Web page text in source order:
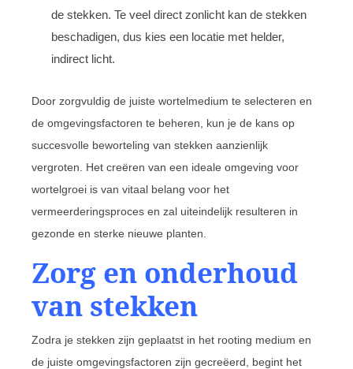
de stekken. Te veel direct zonlicht kan de stekken
beschadigen, dus kies een locatie met helder,
indirect licht.
Door zorgvuldig de juiste wortelmedium te selecteren en
de omgevingsfactoren te beheren, kun je de kans op
succesvolle beworteling van stekken aanzienlijk
vergroten. Het creëren van een ideale omgeving voor
wortelgroei is van vitaal belang voor het
vermeerderingsproces en zal uiteindelijk resulteren in
gezonde en sterke nieuwe planten.
Zorg en onderhoud
van stekken
Zodra je stekken zijn geplaatst in het rooting medium en
de juiste omgevingsfactoren zijn gecreëerd, begint het